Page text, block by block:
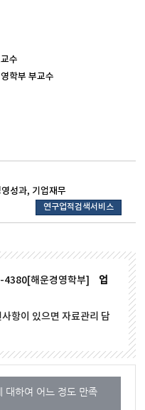
수
학부 부교수
성과, 기업재무
연구업적검색서비스
해운경영학부]
업
항이 있으면 자료관리 담
대하여 어느 정도 만족